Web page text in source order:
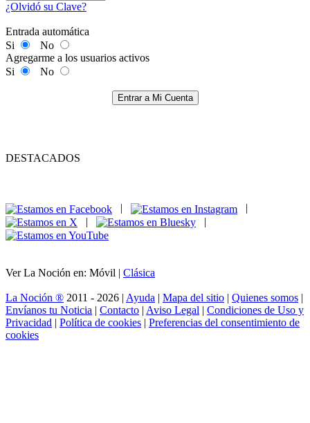
¿Olvidó su Clave?
Entrada automática
Si
No
Agregarme a los usuarios activos
Si
No
Entrar a Mi Cuenta
DESTACADOS
|
|
Ver La Noción en: Móvil | Clásica
La Noción ® 2011 - 2026 | Ayuda | Mapa del sitio | Quienes somos |
Envíanos tu Noticia | Contacto | Aviso Legal | Condiciones de Uso y
Privacidad | Política de cookies | Preferencias del consentimiento de
cookies